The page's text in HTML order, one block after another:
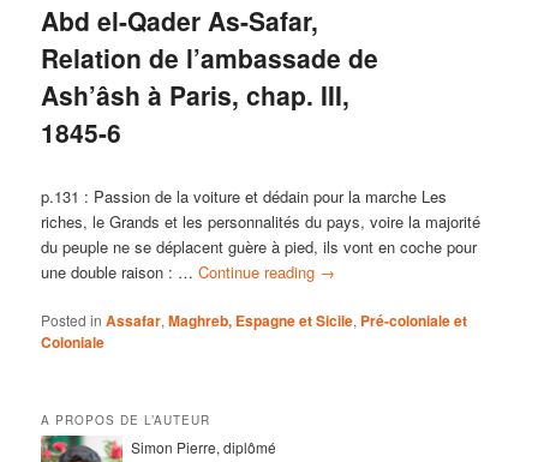
Abd el-Qader As-Safar,
Relation de l’ambassade de
Ash’âsh à Paris, chap. III,
1845-6
p.131 : Passion de la voiture et dédain pour la marche Les
riches, le Grands et les personnalités du pays, voire la majorité
du peuple ne se déplacent guère à pied, ils vont en coche pour
une double raison : …Continue reading →
Posted in Assafar,Maghreb, Espagne et Sicile, Pré-coloniale et
Coloniale
A PROPOS DE L’AUTEUR
Simon Pierre, diplômé